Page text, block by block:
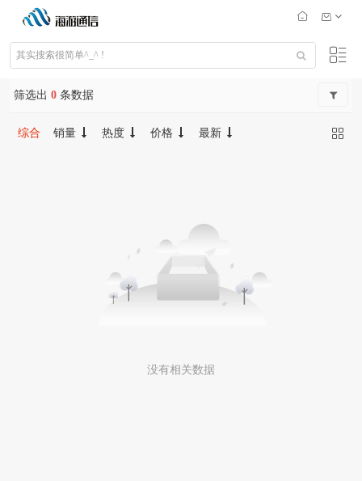
筛选出 0 条数据
综合 销量 热度 价格 最新
没有相关数据